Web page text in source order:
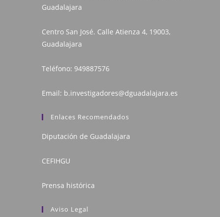
Guadalajara
Centro San José. Calle Atienza 4, 19003,
Guadalajara
Teléfono: 949887576
Email: b.investigadores@dguadalajara.es
Enlaces Recomendados
Diputación de Guadalajara
CEFIHGU
Prensa histórica
Aviso Legal